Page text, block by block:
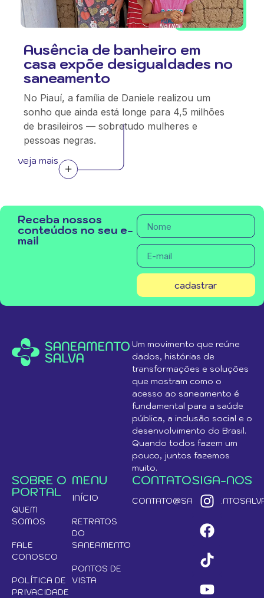
Ausência de banheiro em
casa expõe desigualdades no
saneamento
No Piauí, a família de Daniele realizou um
sonho que ainda está longe para 4,5 milhões
de brasileiros — sobretudo mulheres e
pessoas negras.
veja mais
Receba nossos
conteúdos no seu e-
mail
cadastrar
Um movimento que reúne
dados, histórias de
transformações e soluções
que mostram como o
acesso ao saneamento é
fundamental para a saúde
pública, a inclusão social e o
desenvolvimento do Brasil.
Quando todos fazem um
pouco, juntos fazemos
muito.
SOBRE O
PORTAL
QUEM
SOMOS
FALE
CONOSCO
POLÍTICA DE
PRIVACIDADE
MENU
INÍCIO
RETRATOS
DO
SANEAMENTO
PONTOS DE
VISTA
CONTATOSIGA-NOS